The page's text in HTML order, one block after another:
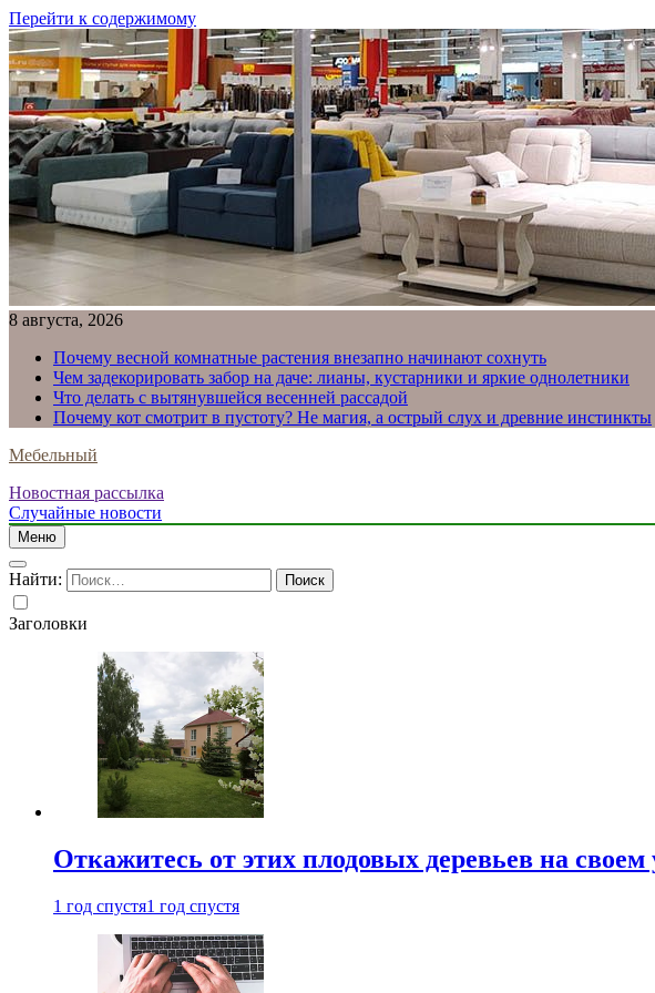
Перейти к содержимому
8 августа, 2026
Почему весной комнатные растения внезапно начинают сохнуть
Чем задекорировать забор на даче: лианы, кустарники и яркие однолетники
Что делать с вытянувшейся весенней рассадой
Почему кот смотрит в пустоту? Не магия, а острый слух и древние инстинкты
Мебельный
Новостная рассылка
Случайные новости
Меню
Найти:
Заголовки
Откажитесь от этих плодовых деревьев на
1 год спустя1 год спустя